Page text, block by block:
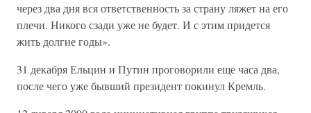
через два дня вся ответственность за страну ляжет на его
плечи. Никого сзади уже не будет. И с этим придется
жить долгие годы».
31 декабря Ельцин и Путин проговорили еще часа два,
после чего уже бывший президент покинул Кремль.